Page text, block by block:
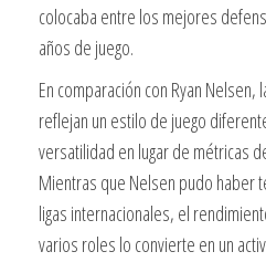
colocaba entre los mejores
años de juego.
En comparación con Ryan
reflejan un estilo de juego
versatilidad en lugar de métricas
Mientras que Nelsen pudo haber
ligas internacionales, el
varios roles lo convierte en un